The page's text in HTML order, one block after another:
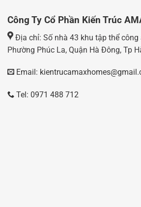
Công Ty Cổ Phần Kiến Trúc
Địa chỉ: Số nhà 43 khu tập thể công
Phường Phúc La, Quận Hà Đông, Tp
Email:
Tel: 0971 488 712